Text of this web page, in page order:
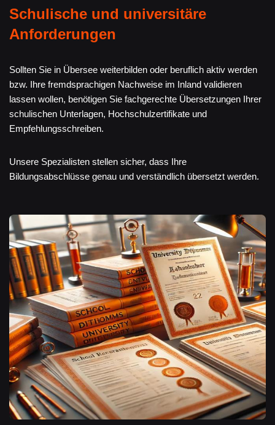
Schulische und universitäre
Anforderungen
Sollten Sie in Übersee weiterbilden oder beruflich aktiv werden
bzw. Ihre fremdsprachigen Nachweise im Inland validieren
lassen wollen, benötigen Sie fachgerechte Übersetzungen Ihrer
schulischen Unterlagen, Hochschulzertifikate und
Empfehlungsschreiben.
Unsere Spezialisten stellen sicher, dass Ihre
Bildungsabschlüsse genau und verständlich übersetzt werden.